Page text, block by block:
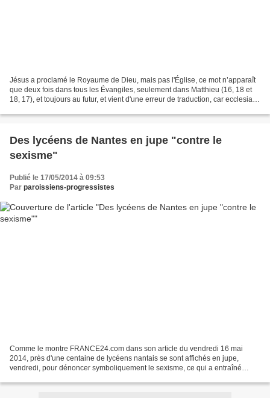
Jésus a proclamé le Royaume de Dieu, mais pas l'Église, ce mot n’apparaît
que deux fois dans tous les Évangiles, seulement dans Matthieu (16, 18 et
18, 17), et toujours au futur, et vient d'une erreur de traduction, car ecclesia à
Des lycéens de Nantes en jupe "contre le
sexisme"
Publié le 17/05/2014 à 09:53
Par paroissiens-progressistes
Comme le montre FRANCE24.com dans son article du vendredi 16 mai
2014, près d'une centaine de lycéens nantais se sont affichés en jupe,
vendredi, pour dénoncer symboliquement le sexisme, ce qui a entraîné